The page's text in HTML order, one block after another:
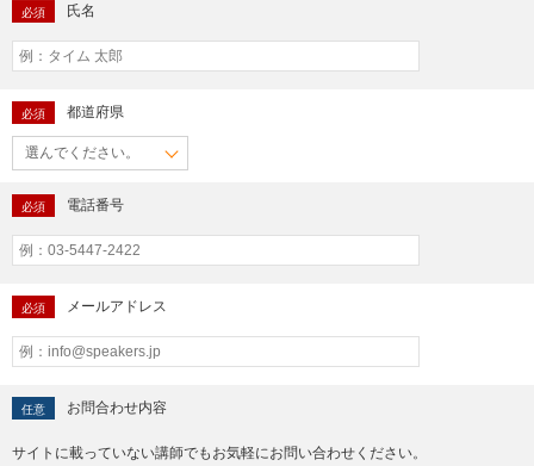
必須 氏名
必須 都道府県
必須 電話番号
必須 メールアドレス
任意 お問合わせ内容
サイトに載っていない講師でもお気軽にお問い合わせください。